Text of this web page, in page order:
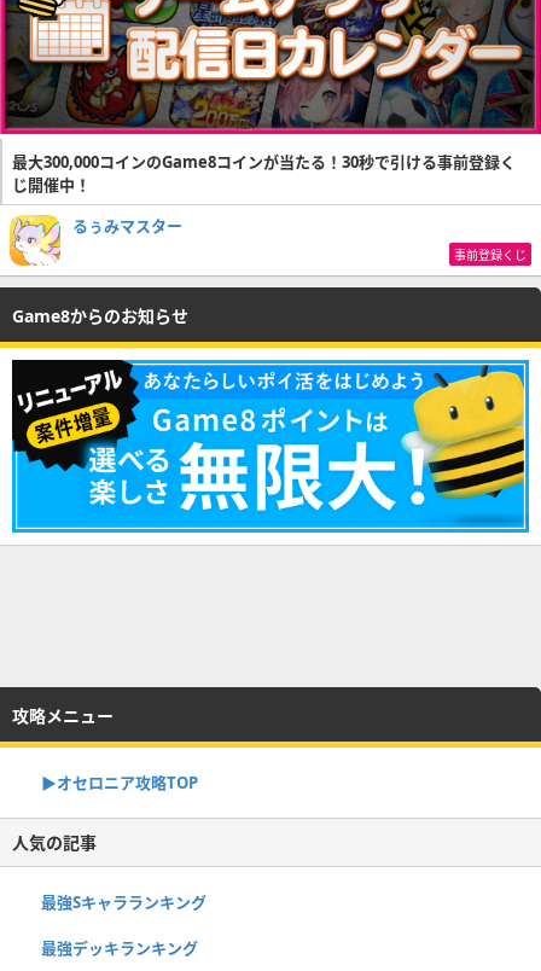
最大300,000コインのGame8コインが当たる！30秒で引ける事前登録く
じ開催中！
るぅみマスター
事前登録くじ
Game8からのお知らせ
攻略メニュー
▶︎オセロニア攻略TOP
人気の記事
最強Sキャラランキング
最強デッキランキング